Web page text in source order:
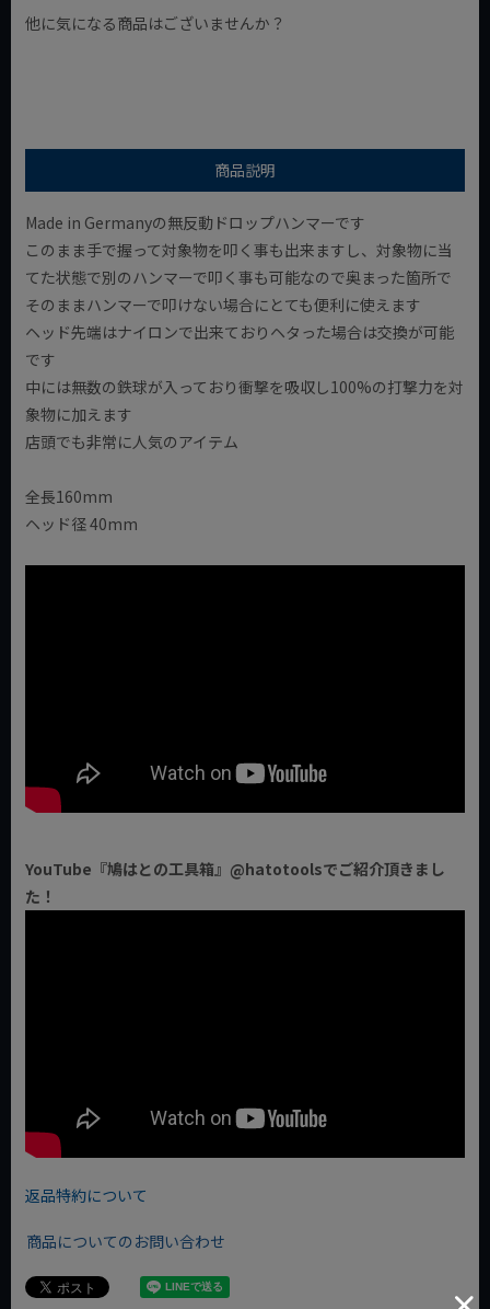
他に気になる商品はございませんか？
商品説明
Made in Germanyの無反動ドロップハンマーです
このまま手で握って対象物を叩く事も出来ますし、対象物に当
てた状態で別のハンマーで叩く事も可能なので奥まった箇所で
そのままハンマーで叩けない場合にとても便利に使えます
ヘッド先端はナイロンで出来ておりヘタった場合は交換が可能
です
中には無数の鉄球が入っており衝撃を吸収し100%の打撃力を対
象物に加えます
店頭でも非常に人気のアイテム
全長160mm
ヘッド径 40mm
YouTube『鳩はとの工具箱』@hatotoolsでご紹介頂きまし
た！
返品特約について
商品についてのお問い合わせ